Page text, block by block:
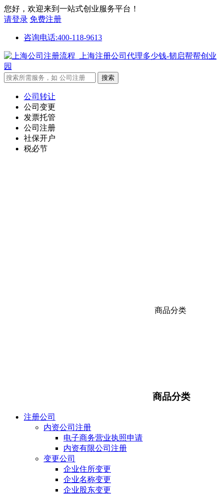
您好，欢迎来到一站式创业服务平台！
请登录 免费注册
咨询电话:400-118-9613
公司转让
公司变更
发票托管
公司注册
社保开户
税必节
商品分类
商品分类
注册公司
内资公司注册
电子商务营业执照申请
内资有限公司注册
变更公司
企业住所变更
企业名称变更
企业股东变更